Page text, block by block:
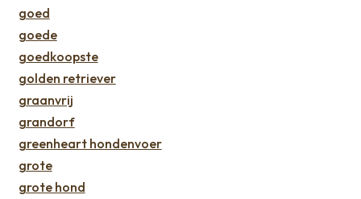
goed
goede
goedkoopste
golden retriever
graanvrij
grandorf
greenheart hondenvoer
grote
grote hond